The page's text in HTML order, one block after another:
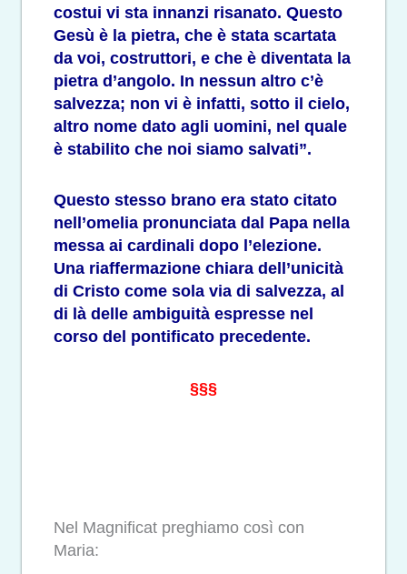
costui vi sta innanzi risanato. Questo
Gesù è la pietra, che è stata scartata
da voi, costruttori, e che è diventata la
pietra d’angolo. In nessun altro c’è
salvezza; non vi è infatti, sotto il cielo,
altro nome dato agli uomini, nel quale
è stabilito che noi siamo salvati”.
Questo stesso brano era stato citato
nell’omelia pronunciata dal Papa nella
messa ai cardinali dopo l’elezione.
Una riaffermazione chiara dell’unicità
di Cristo come sola via di salvezza, al
di là delle ambiguità espresse nel
corso del pontificato precedente.
§§§
Nel Magnificat preghiamo così con
Maria: